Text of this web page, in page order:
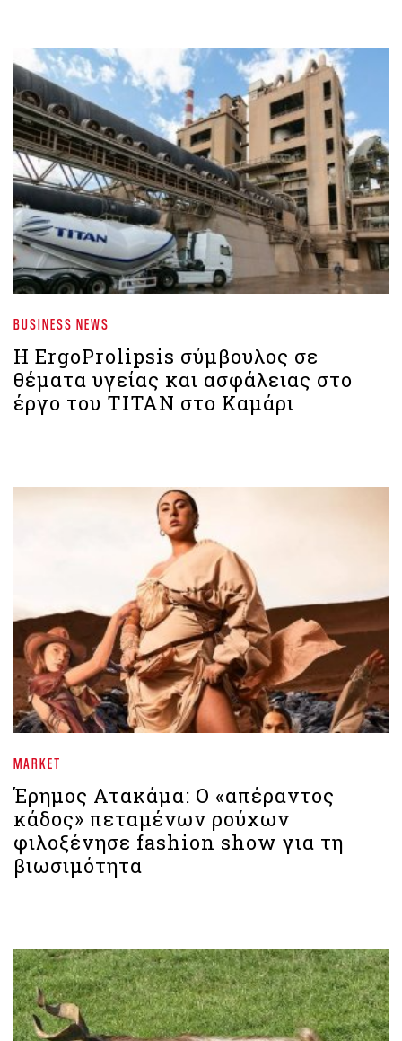
BUSINESS NEWS
Η ErgoProlipsis σύμβουλος σε
θέματα υγείας και ασφάλειας στο
έργο του ΤΙΤΑΝ στο Καμάρι
MARKET
Έρημος Ατακάμα: Ο «απέραντος
κάδος» πεταμένων ρούχων
φιλοξένησε fashion show για τη
βιωσιμότητα